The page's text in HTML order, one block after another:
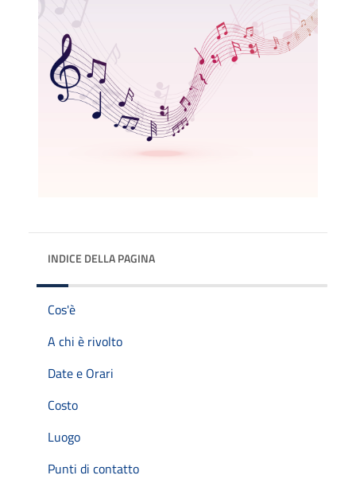
INDICE DELLA PAGINA
Cos'è
A chi è rivolto
Date e Orari
Costo
Luogo
Punti di contatto